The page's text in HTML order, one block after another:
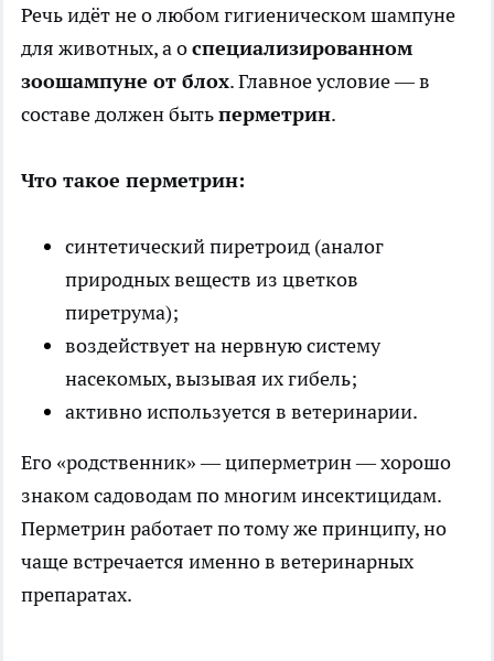
Речь идёт не о любом гигиеническом шампуне
для животных, а оспециализированном
зоошампуне от блох. Главное условие — в
составе должен бытьперметрин.
Что такое перметрин:
синтетический пиретроид (аналог
природных веществ из цветков
пиретрума);
воздействует на нервную систему
насекомых, вызывая их гибель;
активно используется в ветеринарии.
Его «родственник» — циперметрин — хорошо
знаком садоводам по многим инсектицидам.
Перметрин работает по тому же принципу, но
чаще встречается именно в ветеринарных
препаратах.